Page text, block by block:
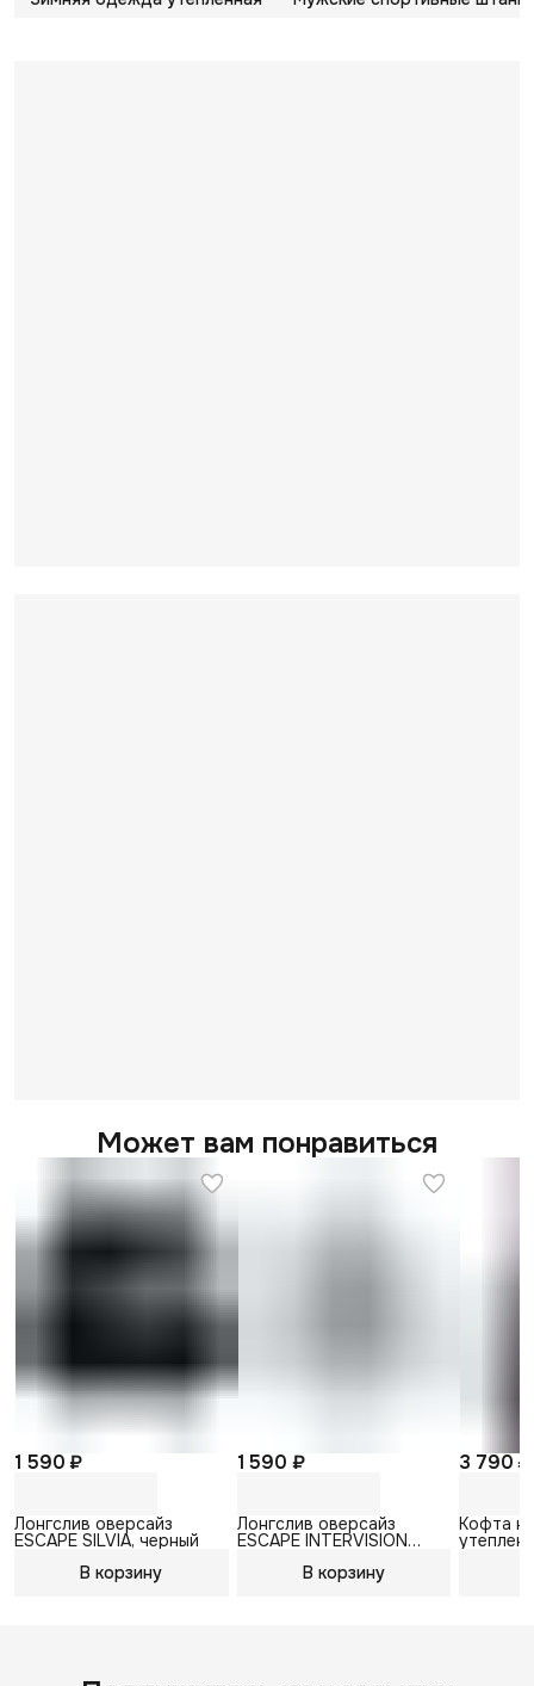
Может вам понравиться
1 590 ₽
Лонгслив оверсайз
ESCAPE SILVIA, черный
В корзину
1 590 ₽
Лонгслив оверсайз
ESCAPE INTERVISION
В корзину
3 790 ₽
Кофта